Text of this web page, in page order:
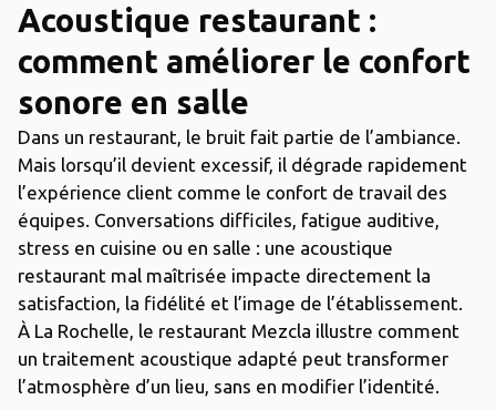
Acoustique restaurant :
comment améliorer le confort
sonore en salle
Dans un restaurant, le bruit fait partie de l’ambiance.
Mais lorsqu’il devient excessif, il dégrade rapidement
l’expérience client comme le confort de travail des
équipes. Conversations difficiles, fatigue auditive,
stress en cuisine ou en salle : une acoustique
restaurant mal maîtrisée impacte directement la
satisfaction, la fidélité et l’image de l’établissement.
À La Rochelle, le restaurant Mezcla illustre comment
un traitement acoustique adapté peut transformer
l’atmosphère d’un lieu, sans en modifier l’identité.